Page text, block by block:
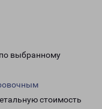
выбранному
стоимость